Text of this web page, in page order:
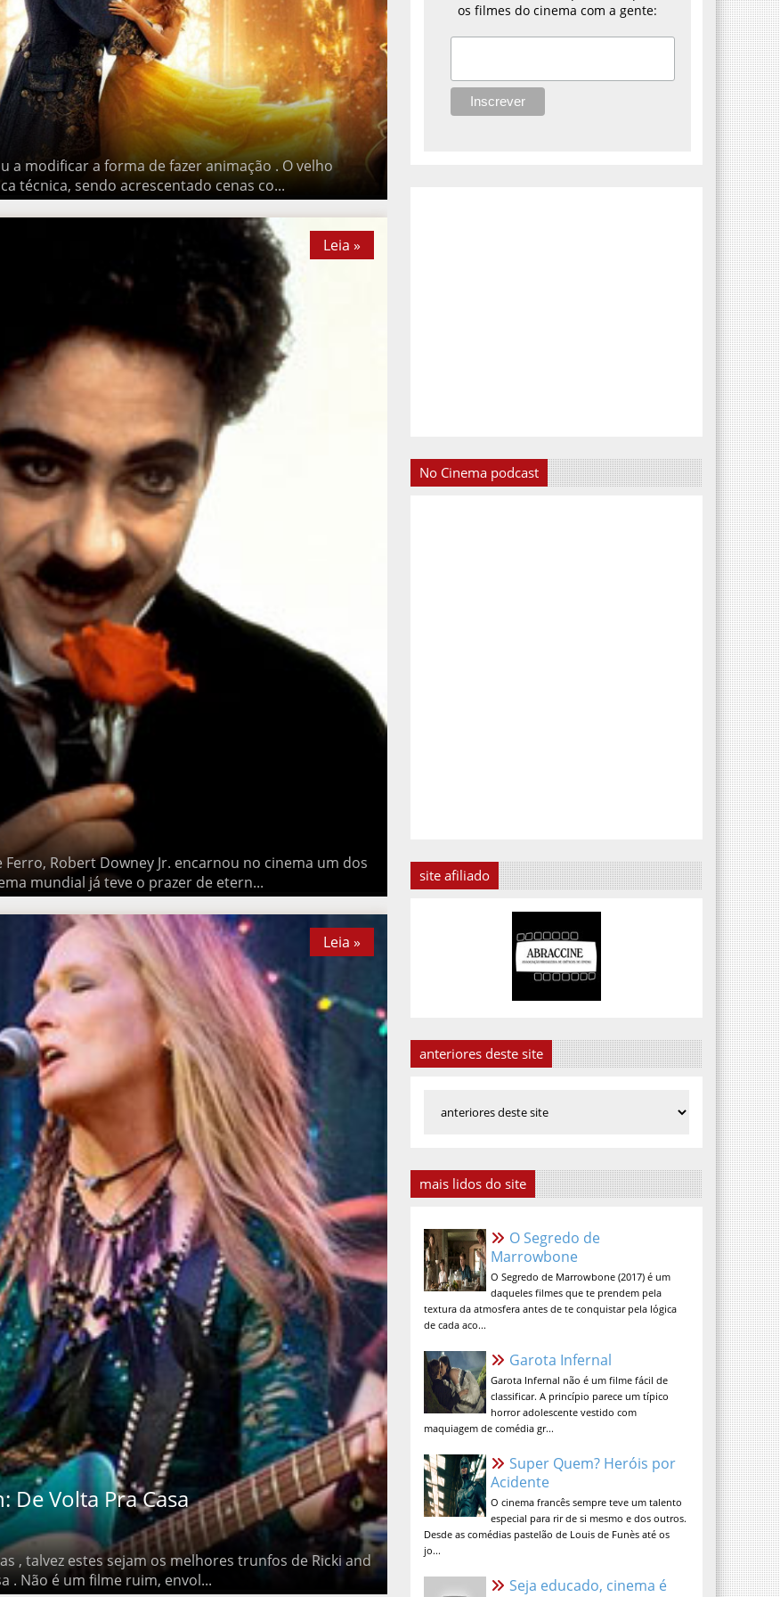
a forma de fazer animação . O velho acetato não
acrescentado cenas co...
Robert Downey Jr. encarnou no cinema um dos maiores
já teve o prazer de etern...
Leia »
Leia »
Volta Pra Casa
estes sejam os melhores trunfos de Ricki and the
é um filme ruim, envol...
Leia »
Leia »
os filmes do cinema com a gente:
No Cinema podcast
site afiliado
anteriores deste site
mais lidos do site
O Segredo de Marrowbone
O Segredo de Marrowbone (2017) é um
daqueles filmes que te prendem pela
textura da atmosfera antes de te
conquistar pela lógica de cada aco...
Garota Infernal não é um filme fácil de
classificar. A princípio parece um típico
horror adolescente vestido com
maquiagem de comédia gr...
Acidente
O cinema francês sempre teve um talento
especial para rir de si mesmo e dos outros.
Desde as comédias pastelão de Louis de Funès até os
jo...
sagrado